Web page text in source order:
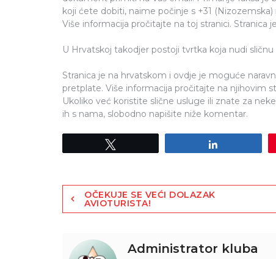
koji ćete dobiti, naime počinje s +31
Više informacija pročitajte na toj stranici. Stranica
U Hrvatskoj takodjer postoji tvrtka koja nudi
Stranica je na hrvatskom i ovdje je moguće
pretplate. Više informacija pročitajte na njihovim
Ukoliko već koristite slične usluge ili znate za
ih s nama, slobodno napišite niže komentar.
OČEKUJE SE VEĆI DOLAZAK
AVIOTURISTA!
Administrator kluba